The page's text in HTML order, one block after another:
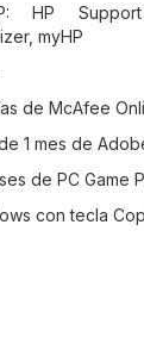
HP
myHP
de McAfee
1 mes de
de PC Game
con tecla